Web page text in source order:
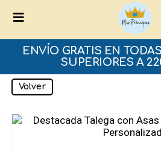
ENVÍO GRATIS EN
SUPERIORES A
Volver